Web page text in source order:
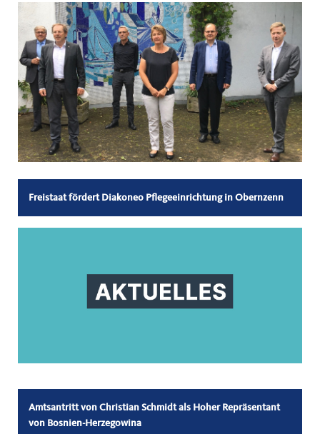
Freistaat fördert Diakoneo Pflegeeinrichtung in Obernzenn
Amtsantritt von Christian Schmidt als Hoher Repräsentant
von Bosnien-Herzegowina